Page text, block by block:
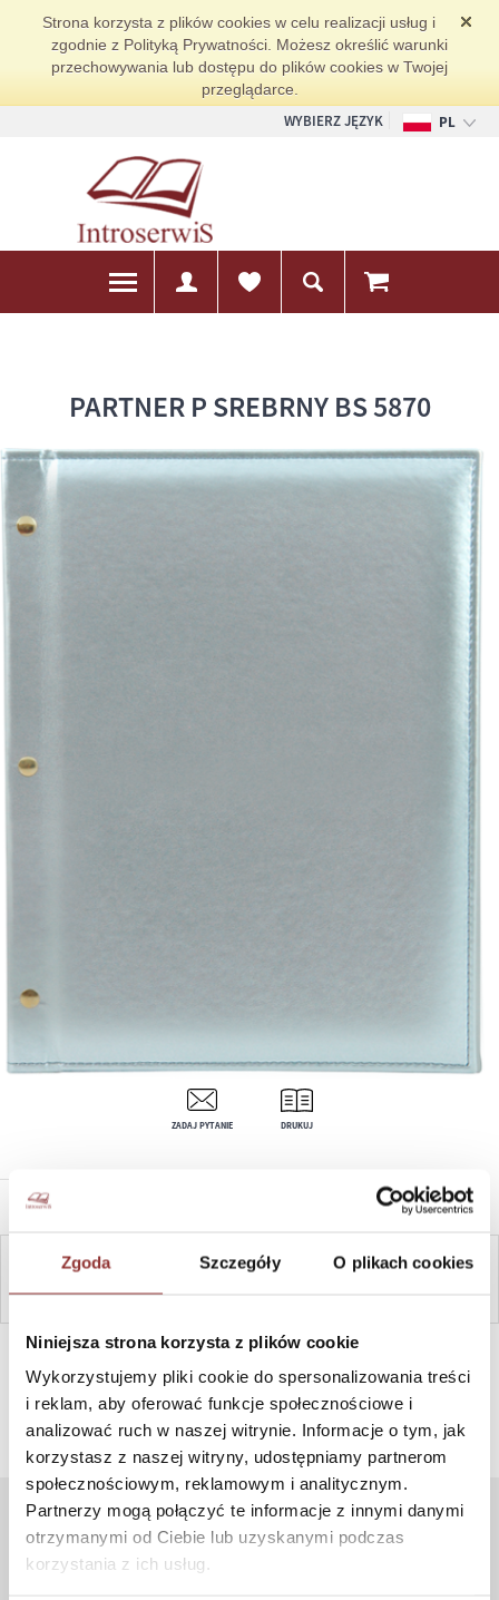
Zgoda Szczegóły O plikach cookies
Niniejsza strona korzysta z plików cookie
Wykorzystujemy pliki cookie do spersonalizowania treści
i reklam, aby oferować funkcje społecznościowe i
analizować ruch w naszej witrynie. Informacje o tym, jak
korzystasz z naszej witryny, udostępniamy partnerom
społecznościowym, reklamowym i analitycznym.
Partnerzy mogą połączyć te informacje z innymi danymi
otrzymanymi od Ciebie lub uzyskanymi podczas
korzystania z ich usług.
Strona korzysta z plików cookies w celu realizacji usług i
zgodnie z Polityką Prywatności. Możesz określić warunki
przechowywania lub dostępu do plików cookies w Twojej
przeglądarce.
WYBIERZ JĘZYK
PL
PARTNER P SREBRNY BS 5870
ZADAJ PYTANIE DRUKUJ
ZAPYTAJ
SZYBKI KONTAKT PN-PT, 8-16, +48 698 291 992, +48 608
ZAKUPY